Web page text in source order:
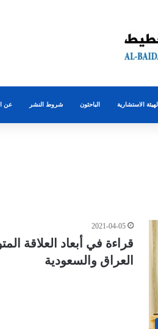
الهيئة الاستشارية الباحثون شروط النشر عن
2021-04-05
قراءة في أبعاد العلاقة
العراق والسعودية